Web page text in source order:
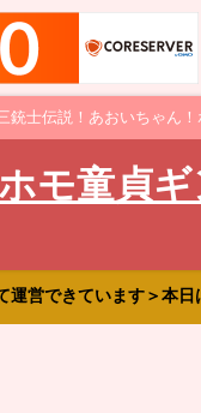
士伝説！あおいちゃん
モ童貞
営できています＞本日